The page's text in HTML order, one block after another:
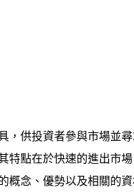
，供投資者參與市場並
特點在於快速的進出市
概念、優勢以及相關的資